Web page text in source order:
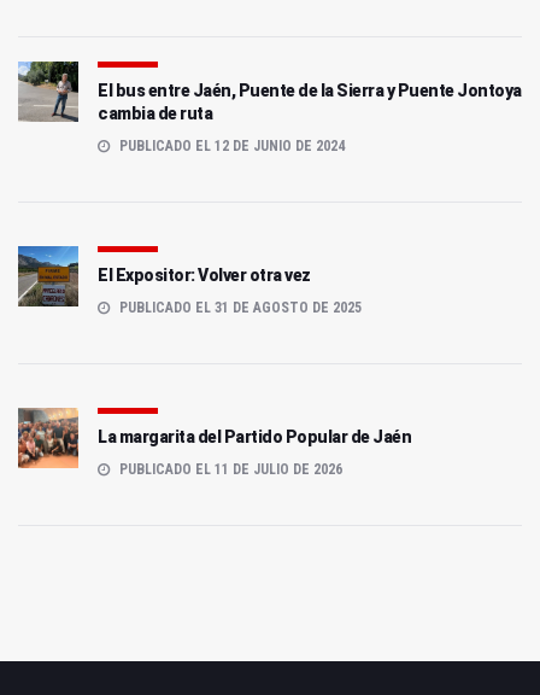
El bus entre Jaén, Puente de la Sierra y Puente Jontoya
cambia de ruta
PUBLICADO EL 12 DE JUNIO DE 2024
El Expositor: Volver otra vez
PUBLICADO EL 31 DE AGOSTO DE 2025
La margarita del Partido Popular de Jaén
PUBLICADO EL 11 DE JULIO DE 2026